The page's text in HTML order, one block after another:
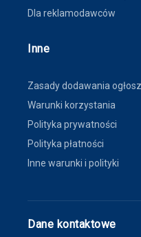
Dla reklamodawców
Inne
Zasady dodawania
Warunki korzystania
Polityka prywatności
Polityka płatności
Inne warunki i polityki
Dane kontaktowe